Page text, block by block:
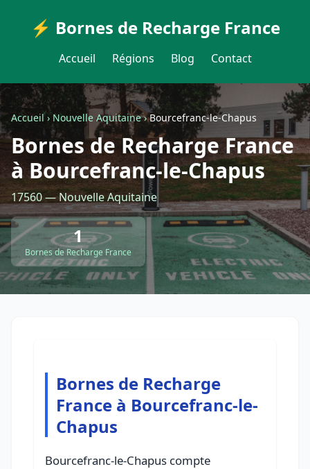
⚡ Bornes de Recharge France
Accueil Régions Blog Contact
Accueil›Nouvelle Aquitaine›Bourcefranc-le-Chapus
Bornes de Recharge France
à Bourcefranc-le-Chapus
17560 — Nouvelle Aquitaine
1
Bornes de Recharge France
Bornes de Recharge
France à Bourcefranc-le-
Chapus
Bourcefranc-le-Chapus compte